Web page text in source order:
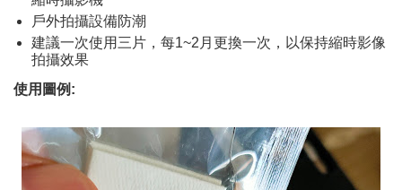
戶外拍攝設備防潮
建議一次使用三片，每1~2月更換一次，以保持縮時影像
拍攝效果
使用圖例: